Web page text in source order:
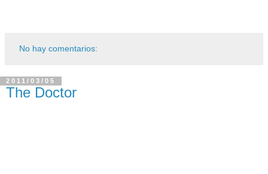
No hay comentarios:
2011/03/05
The Doctor